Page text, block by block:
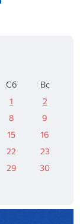
Сб
Вс
1
2
8
9
15
16
22
23
29
30